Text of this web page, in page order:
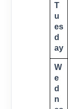
T
U
Es
D
Ay
W
E
D
N